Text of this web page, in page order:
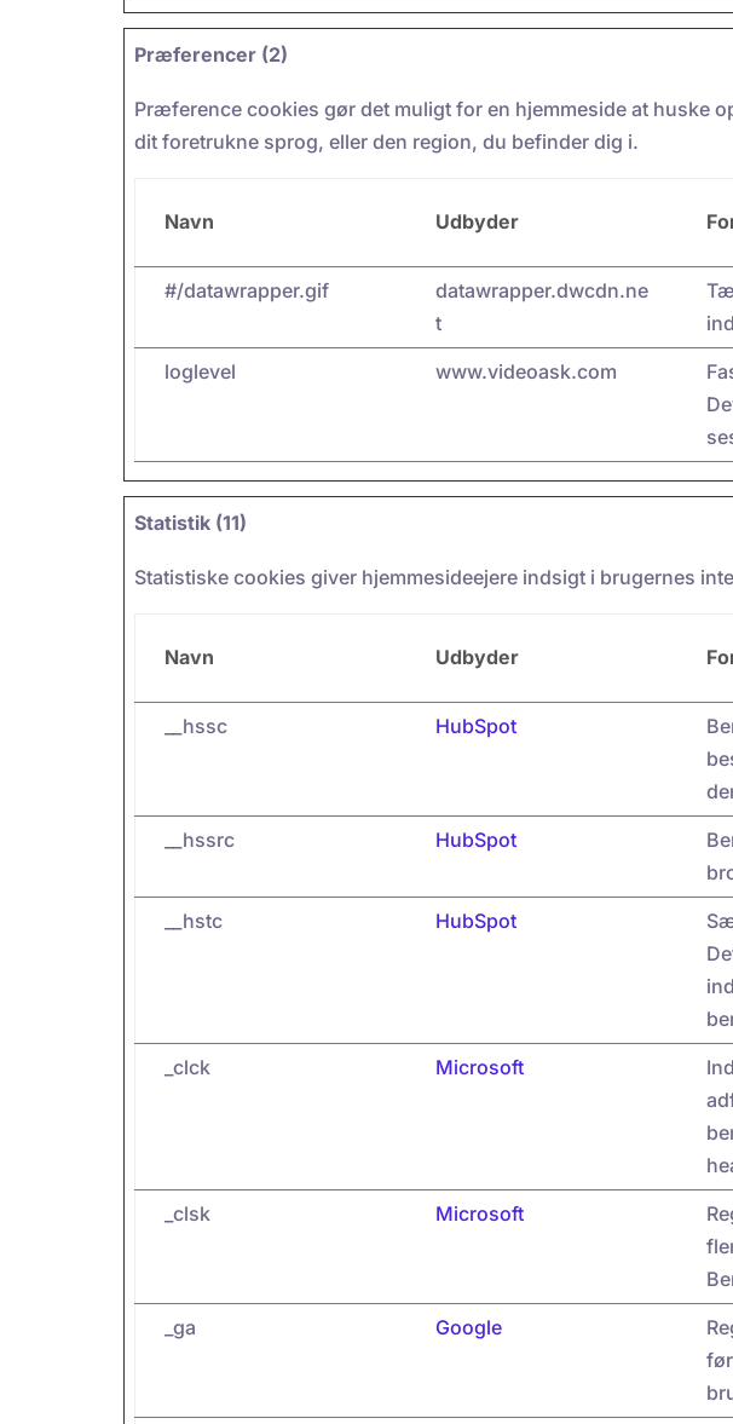
Præferencer (2)
Præference cookies gør det muligt for en hjemmeside at huske
dit foretrukne sprog, eller den region, du befinder dig i.
Navn Udbyder
#/datawrapper.gif
datawrapper.dwcdn.ne
t
loglevel
www.videoask.com
Statistik (11)
Statistiske cookies giver hjemmesideejere indsigt i brugernes
Navn Udbyder
__hssc HubSpot
__hssrc HubSpot
__hstc
HubSpot
_clck Microsoft
_clsk Microsoft
_ga Google